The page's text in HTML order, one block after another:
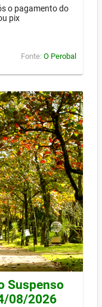
o pagamento do
pix
Fonte: O Perobal
Suspenso
08/2026